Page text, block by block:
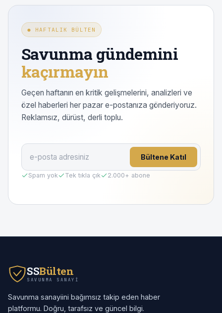
● HAFTALIK BÜLTEN
Savunma gündemini
kaçırmayın
Geçen haftanın en kritik gelişmelerini, analizleri ve
özel haberleri her pazar e-postanıza gönderiyoruz.
Reklamsız, dürüst, derli toplu.
Bültene Katıl
Spam yok Tek tıkla çık 2.000+ abone
SSBülten
SAVUNMA SANAYI
Savunma sanayiini bağımsız takip eden haber
platformu. Doğru, tarafsız ve güncel bilgi.